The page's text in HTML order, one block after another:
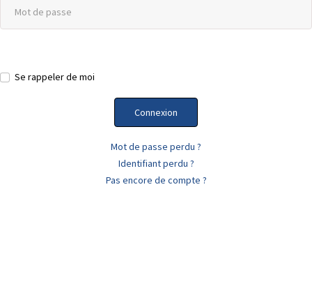
Se rappeler de moi
Connexion
Mot de passe perdu ?
Identifiant perdu ?
Pas encore de compte ?